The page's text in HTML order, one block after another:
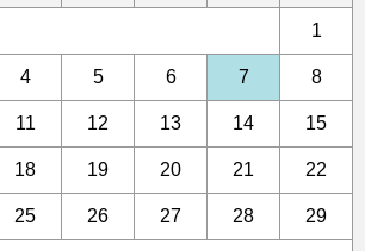
1
4 5 6 7 8
11 12 13 14 15
18 19 20 21 22
25 26 27 28 29